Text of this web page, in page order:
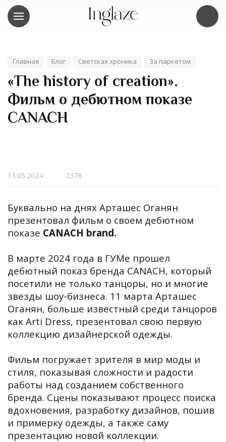
Главная Блог Светская хроника За паркетом
«The history of creation».
Фильм о дебютном показе
CANACH
13.05.2024 2378
Буквально на днях Арташес Оганян
презентовал фильм о своем дебютном
показе CANACH brand.
В марте 2024 года в ГУМе прошел
дебютный показ бренда CANACH, который
посетили не только танцоры, но и многие
звезды шоу-бизнеса. 11 марта Арташес
Оганян, больше известный среди танцоров
как Arti Dress, презентовал свою первую
коллекцию дизайнерской одежды.
Фильм погружает зрителя в мир моды и
стиля, показывая сложности и радости
работы над созданием собственного
бренда. Сцены показывают процесс поиска
вдохновения, разработку дизайнов, пошив
и примерку одежды, а также саму
презентацию новой коллекции.